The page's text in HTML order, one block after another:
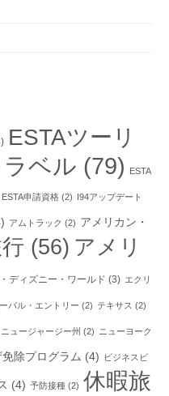
ESTAツーリ
ラベル (79) ESTA
ESTA申請資格 (2) I94アップデート
アムトラック (2) アメリカン・
(56) アメリ
ディズニー・ワールド (3) エクリ
バル・エントリー (2) テキサス (2)
ニュージャージー州 (2) ニューヨーク
免除プログラム (4) ビジネスビ
(4) 予防接種 (2) 休暇旅